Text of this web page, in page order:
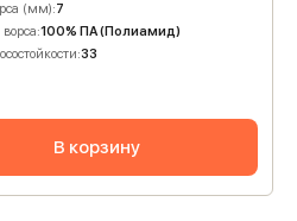
(мм):7
100% ПА (Полиамид)
33
В корзину